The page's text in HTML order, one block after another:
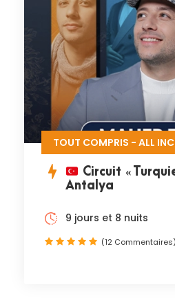
TOUT COMPRIS - ALL
Circuit «
Antalya
9 jours et 8 nuits
(12 Commentaires)